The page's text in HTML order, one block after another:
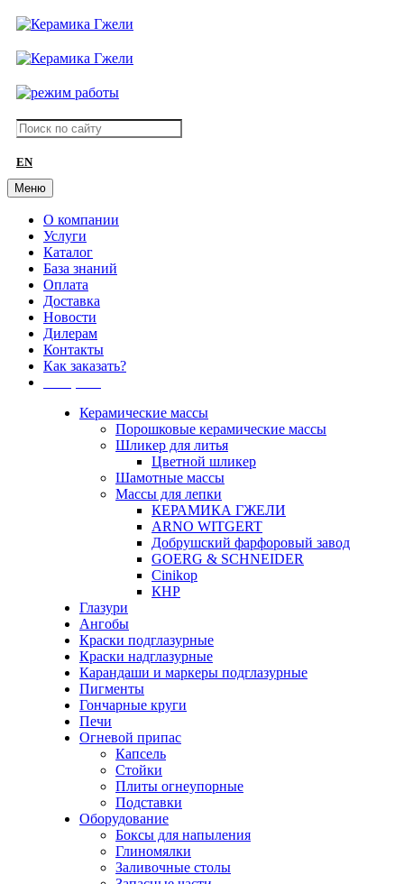
EN
Меню
О компании
Услуги
Каталог
База знаний
Оплата
Доставка
Новости
Дилерам
Контакты
Как заказать?
Керамические массы
Порошковые керамические массы
Шликер для литья
Цветной шликер
Шамотные массы
Массы для лепки
КЕРАМИКА ГЖЕЛИ
ARNO WITGERT
Добрушский фарфоровый завод
GOERG & SCHNEIDER
Cinikop
КНР
Глазури
Ангобы
Краски подглазурные
Краски надглазурные
Карандаши и маркеры подглазурные
Пигменты
Гончарные круги
Печи
Огневой припас
Капсель
Стойки
Плиты огнеупорные
Подставки
Оборудование
Боксы для напыления
Глиномялки
Заливочные столы